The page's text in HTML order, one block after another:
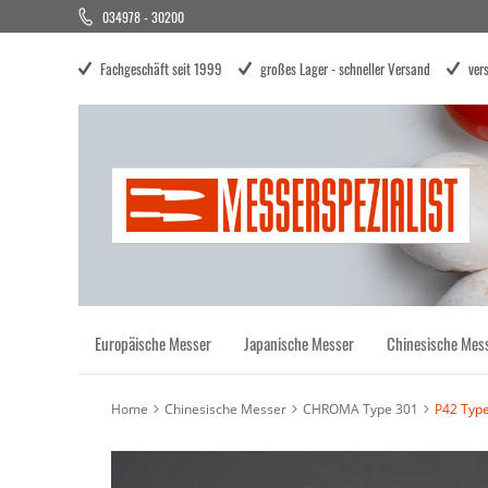
Direkt
Inhalt
034978 - 30200
Fachgeschäft seit 1999 großes Lager - schneller Versand
Europäische Messer Japanische Messer Chinesische
Home Chinesische Messer CHROMA Type 301 P42